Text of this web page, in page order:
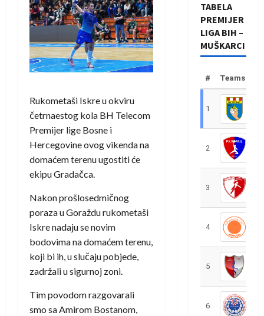
Rukometaši Iskre u okviru
četrnaestog kola BH Telecom
Premijer lige Bosne i
Hercegovine ovog vikenda na
domaćem terenu ugostiti će
ekipu Gradačca.
Nakon prošlosedmičnog
poraza u Goraždu rukometaši
Iskre nadaju se novim
bodovima na domaćem terenu,
koji bi ih, u slučaju pobjede,
zadržali u sigurnoj zoni.
Tim povodom razgovarali
smo sa Amirom Bostanom,
TABELA
PREMIJER
LIGA BIH –
MUŠKARCI
# Teams
1
2
3
4
5
6